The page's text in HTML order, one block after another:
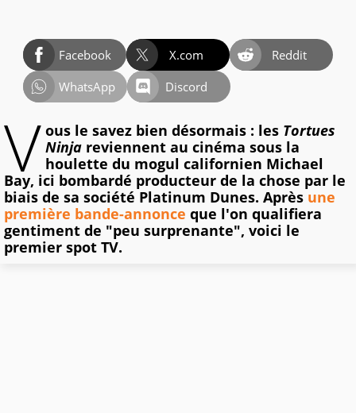
Facebook X.com
Reddit
WhatsApp
Discord
V ous le savez bien désormais : les Tortues
Ninja reviennent au cinéma sous la
houlette du mogul californien Michael
Bay, ici bombardé producteur de la chose par le
biais de sa société Platinum Dunes. Après une
première bande-annonce que l'on qualifiera
gentiment de "peu surprenante", voici le
premier spot TV.